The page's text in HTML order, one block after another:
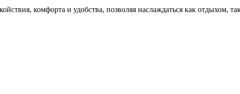
комфорта и удобства, позволяя наслаждаться как отдыхом,